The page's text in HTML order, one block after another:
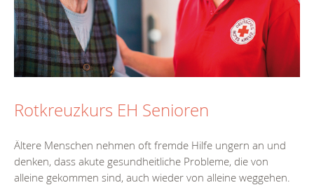
Rotkreuzkurs EH Senioren
Ältere Menschen nehmen oft fremde Hilfe ungern an und
denken, dass akute gesundheitliche Probleme, die von
alleine gekommen sind, auch wieder von alleine weggehen.